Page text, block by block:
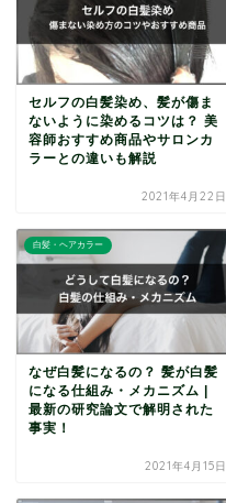
セルフの白髪染め、髪が傷ま
ないように染めるコツは？ 美
容師おすすめ商品やサロンカ
ラーとの違いも解説
2021年4月22日
白髪・ヘアカラー
なぜ白髪になるの？ 髪が白髪
になる仕組み・メカニズム |
最新の研究論文で解明された
事実！
2021年4月15日